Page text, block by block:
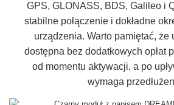
GPS, GLONASS, BDS, Galileo i
stabilne połączenie i dokładne
urządzenia. Warto pamiętać, że
dostępna bez dodatkowych opłat
od momentu aktywacji, a po
wymaga